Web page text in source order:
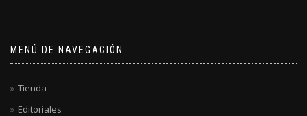
MENÚ DE NAVEGACIÓN
Tienda
Editoriales